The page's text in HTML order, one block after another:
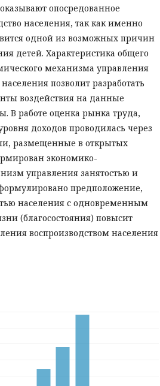
опосредованное
населения, так как именно
одной из возможных причин
детей. Характеристика общего
механизма управления
позволит разработать
воздействия на данные
В работе оценка рынка труда,
доходов проводилась через
размещенные в открытых
экономико-
управления занятостью и
предположение,
населения с одновременным
(благосостояния) повысит
воспроизводством населения